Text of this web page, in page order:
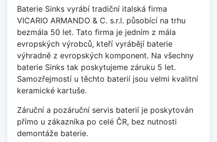
Baterie Sinks vyrábí tradiční italská firma
VICARIO ARMANDO & C. s.r.l. působící na trhu
bezmála 50 let. Tato firma je jedním z mála
evropských výrobců, kteří vyrábějí baterie
výhradně z evropských komponent. Na všechny
baterie Sinks tak poskytujeme záruku 5 let.
Samozřejmostí u těchto baterií jsou velmi kvalitní
keramické kartuše.
Záruční a pozáruční servis baterií je poskytován
přímo u zákazníka po celé ČR, bez nutnosti
demontáže baterie.